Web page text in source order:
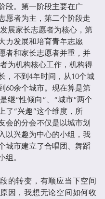
段。第一阶段主要在广
愿者为主，第二个阶段走
展家长志愿者为核心，第
力发展和培育青年志愿
者和家长志愿者并重，并
为机构核心工作，机构得
，不到4年时间，从10个城
60余个城市。现在算是第
继“性倾向”、“城市”两个
了“兴趣”这个维度，所
会的分会不仅是以城市划
以兴趣为中心的小组，我
城市建立了合唱团、舞蹈
组。
的转变，有顺应当下空间
因，我想无论空间如何收